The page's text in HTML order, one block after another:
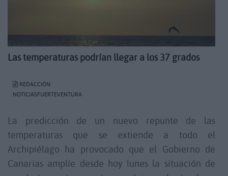
Las temperaturas podrían llegar a los 37 grados
REDACCIÓN
NOTICIASFUERTEVENTURA
La predicción de un nuevo repunte de las
temperaturas que se extiende a todo el
Archipiélago ha provocado que el Gobierno de
Canarias amplíe desde hoy lunes la situación de